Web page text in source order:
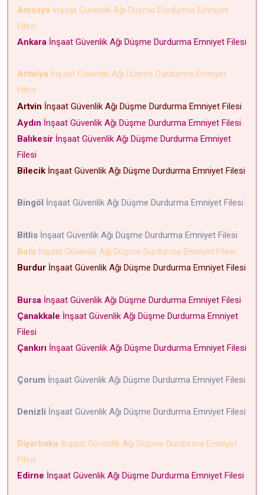
Amasya İnşaat Güvenlik Ağı Düşme Durdurma Emniyet
Filesi
Ankara İnşaat Güvenlik Ağı Düşme Durdurma Emniyet Filesi
Antalya İnşaat Güvenlik Ağı Düşme Durdurma Emniyet
Filesi
Artvin İnşaat Güvenlik Ağı Düşme Durdurma Emniyet Filesi
Aydın İnşaat Güvenlik Ağı Düşme Durdurma Emniyet Filesi
Balıkesir İnşaat Güvenlik Ağı Düşme Durdurma Emniyet
Filesi
Bilecik İnşaat Güvenlik Ağı Düşme Durdurma Emniyet Filesi
Bingöl İnşaat Güvenlik Ağı Düşme Durdurma Emniyet Filesi
Bitlis İnşaat Güvenlik Ağı Düşme Durdurma Emniyet Filesi
Bolu İnşaat Güvenlik Ağı Düşme Durdurma Emniyet Filesi
Burdur İnşaat Güvenlik Ağı Düşme Durdurma Emniyet Filesi
Bursa İnşaat Güvenlik Ağı Düşme Durdurma Emniyet Filesi
Çanakkale İnşaat Güvenlik Ağı Düşme Durdurma Emniyet
Filesi
Çankırı İnşaat Güvenlik Ağı Düşme Durdurma Emniyet Filesi
Çorum İnşaat Güvenlik Ağı Düşme Durdurma Emniyet Filesi
Denizli İnşaat Güvenlik Ağı Düşme Durdurma Emniyet Filesi
Diyarbakır İnşaat Güvenlik Ağı Düşme Durdurma Emniyet
Filesi
Edirne İnşaat Güvenlik Ağı Düşme Durdurma Emniyet Filesi